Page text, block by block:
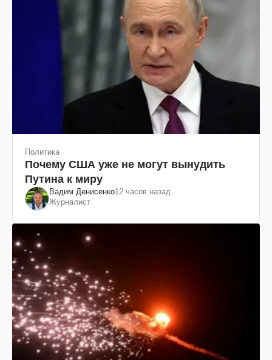
Политика
Почему США уже не могут вынудить
Путина к миру
Вадим Денисенко12 часов назад
Журналист